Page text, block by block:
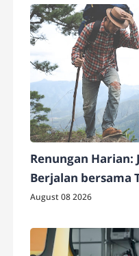
Renungan Harian:
Berjalan bersama
August 08 2026